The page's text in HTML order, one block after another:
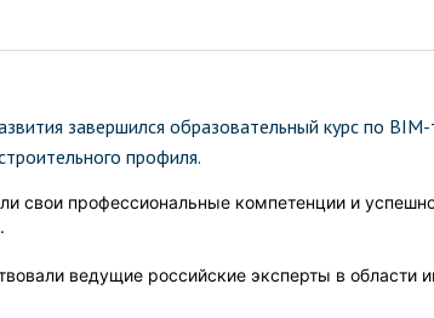
завершился образовательный курс по
профиля.
свои профессиональные компетенции и
ведущие российские эксперты в области